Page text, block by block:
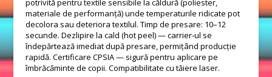
potrivită pentru textile sensibile la căldură (poliester,
materiale de performanță) unde temperaturile ridicate pot
decolora sau deteriora textilul. Timp de presare: 10–12
secunde. Dezlipire la cald (hot peel) — carrier-ul se
îndepărtează imediat după presare, permițând producție
rapidă. Certificare CPSIA — sigură pentru aplicare pe
îmbrăcăminte de copii. Compatibilitate cu tăiere laser.